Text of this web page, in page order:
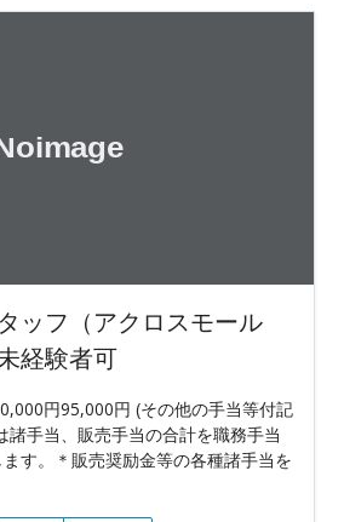
ッフ（アクロスモール
経験者可
円95,000円 (その他の手当等付記
諸手当、販売手当の合計を職務手当
す。＊販売奨励金等の各種諸手当を